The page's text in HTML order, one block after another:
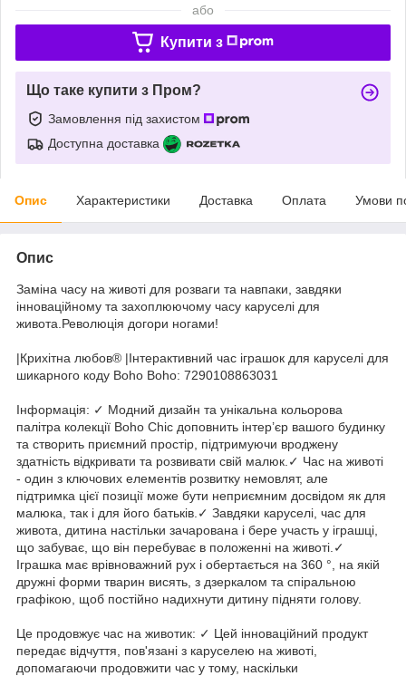
або
Купити з
Що таке купити з Пром?
Замовлення під захистом
Доступна доставка
Опис Характеристики Доставка Оплата Умови
Опис
Заміна часу на животі для розваги та навпаки, завдяки
інноваційному та захоплюючому часу каруселі для
живота.Революція догори ногами!
|Крихітна любов® |Інтерактивний час іграшок для каруселі для
шикарного коду Boho Boho: 7290108863031
Інформація: ✓ Модний дизайн та унікальна кольорова
палітра колекції Boho Chic доповнить інтер’єр вашого будинку
та створить приємний простір, підтримуючи вроджену
здатність відкривати та розвивати свій малюк.✓ Час на животі
- один з ключових елементів розвитку немовлят, але
підтримка цієї позиції може бути неприємним досвідом як для
малюка, так і для його батьків.✓ Завдяки каруселі, час для
живота, дитина настільки зачарована і бере участь у іграшці,
що забуває, що він перебуває в положенні на животі.✓
Іграшка має врівноважний рух і обертається на 360 °, на якій
дружні форми тварин висять, з дзеркалом та спіральною
графікою, щоб постійно надихнути дитину підняти голову.
Це продовжує час на животик: ✓ Цей інноваційний продукт
передає відчуття, пов'язані з каруселею на животі,
допомагаючи продовжити час у тому, наскільки